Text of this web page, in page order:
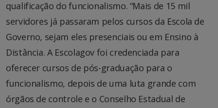
qualificação do funcionalismo. “Mais de 15 mil
servidores já passaram pelos cursos da Escola de
Governo, sejam eles presenciais ou em Ensino à
Distância. A Escolagov foi credenciada para
oferecer cursos de pós-graduação para o
funcionalismo, depois de uma luta grande com
órgãos de controle e o Conselho Estadual de